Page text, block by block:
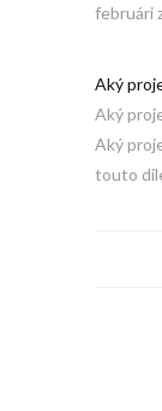
februári
Aký
Aký
Aký
touto